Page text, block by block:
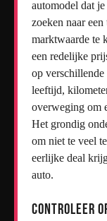
automodel dat
zoeken naar
marktwaarde te
een redelijke
op verschillende
leeftijd,
overweging om
Het grondig
om niet te veel
eerlijke deal
auto.
Controleer